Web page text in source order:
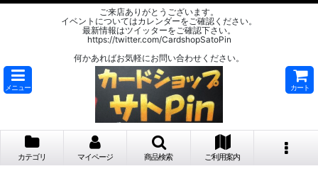
ご来店ありがとうございます。
イベントについてはカレンダーをご確認ください。
最新情報はツイッターをご確認下さい。
https://twitter.com/CardshopSatoPin
何かあればお気軽にお問い合わせください。
メニュー カート
カテゴリ マイページ 商品検索 ご利用案内